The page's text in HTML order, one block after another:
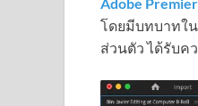
โดยมีบทบาทใ
ส่วนตัว ได้รับค